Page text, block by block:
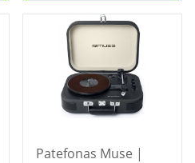
Patefonas Muse |